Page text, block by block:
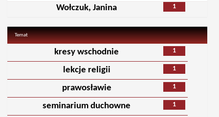
1
Wołczuk, Janina
Temat
1
kresy wschodnie
1
lekcje religii
1
prawosławie
1
seminarium duchowne